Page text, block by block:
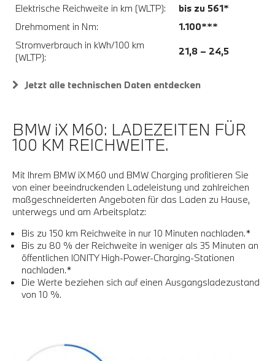
Elektrische Reichweite in km (WLTP):
bis zu 561*
Drehmoment in Nm:
1.100***
Stromverbrauch in kWh/100 km
(WLTP):
21,8 – 24,5
Jetzt alle technischen Daten entdecken
BMW iX M60: LADEZEITEN FÜR
100 KM REICHWEITE.
Mit Ihrem BMW iX M60 und BMW Charging profitieren Sie
von einer beeindruckenden Ladeleistung und zahlreichen
maßgeschneiderten Angeboten für das Laden zu Hause,
unterwegs und am Arbeitsplatz:
Bis zu 150 km Reichweite in nur 10 Minuten nachladen.*
Bis zu 80 % der Reichweite in weniger als 35 Minuten an
öffentlichen IONITY High-Power-Charging-Stationen
nachladen.*
Die Werte beziehen sich auf einen Ausgangsladezustand
von 10 %.